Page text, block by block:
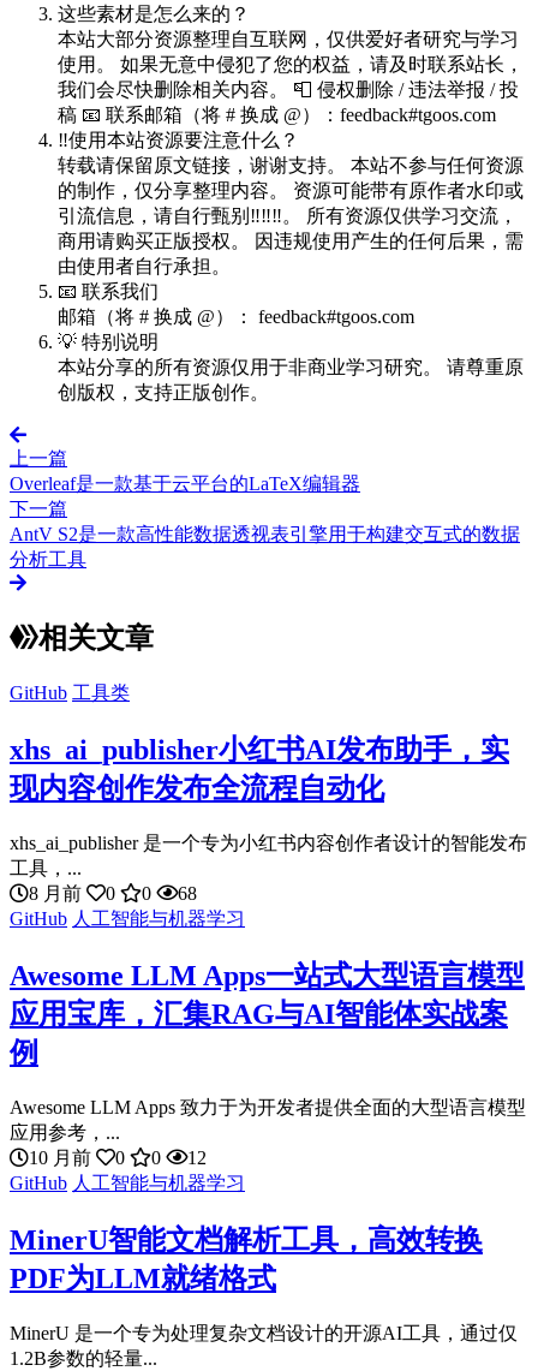
这些素材是怎么来的？
本站大部分资源整理自互联网，仅供爱好者研究与学习
使用。 如果无意中侵犯了您的权益，请及时联系站长，
我们会尽快删除相关内容。 📮 侵权删除 / 违法举报 / 投
稿 📧 联系邮箱（将 # 换成 @）：feedback#tgoos.com
‼️使用本站资源要注意什么？
转载请保留原文链接，谢谢支持。 本站不参与任何资源
的制作，仅分享整理内容。 资源可能带有原作者水印或
引流信息，请自行甄别‼️‼️‼️。 所有资源仅供学习交流，
商用请购买正版授权。 因违规使用产生的任何后果，需
由使用者自行承担。
📧 联系我们
邮箱（将 # 换成 @）： feedback#tgoos.com
💡 特别说明
本站分享的所有资源仅用于非商业学习研究。 请尊重原
创版权，支持正版创作。
上一篇
Overleaf是一款基于云平台的LaTeX编辑器
下一篇
AntV S2是一款高性能数据透视表引擎用于构建交互式的数据
分析工具
相关文章
GitHub 工具类
xhs_ai_publisher小红书AI发布助手，实
现内容创作发布全流程自动化
xhs_ai_publisher 是一个专为小红书内容创作者设计的智能发布
工具，...
8 月前
0 0
68
GitHub 人工智能与机器学习
Awesome LLM Apps一站式大型语言模型
应用宝库，汇集RAG与AI智能体实战案
例
Awesome LLM Apps 致力于为开发者提供全面的大型语言模型
应用参考，...
10 月前
0 0
12
GitHub 人工智能与机器学习
MinerU智能文档解析工具，高效转换
PDF为LLM就绪格式
MinerU 是一个专为处理复杂文档设计的开源AI工具，通过仅
1.2B参数的轻量...